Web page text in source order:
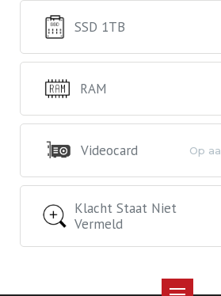
SSD 1TB
RAM
Videocard Op
Klacht Staat Niet
Vermeld